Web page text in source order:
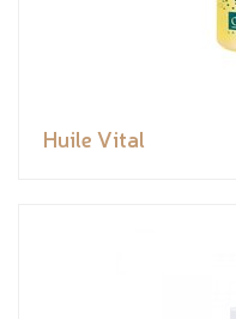
Huile Vital